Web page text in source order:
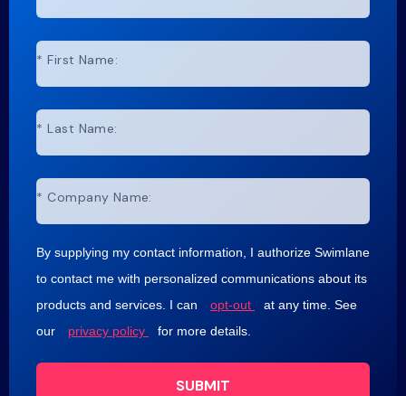
* First Name:
* Last Name:
* Company Name:
By supplying my contact information, I authorize Swimlane
to contact me with personalized communications about its
products and services. I can
opt-out
at any time. See
our
privacy policy for more details.
SUBMIT